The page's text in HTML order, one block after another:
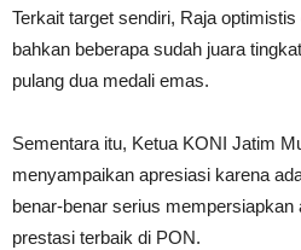
Terkait target sendiri, Raja
bahkan beberapa sudah juara
pulang dua medali emas.
Sementara itu, Ketua KONI Jatim
menyampaikan apresiasi karena
benar-benar serius mempersiapkan
prestasi terbaik di PON.